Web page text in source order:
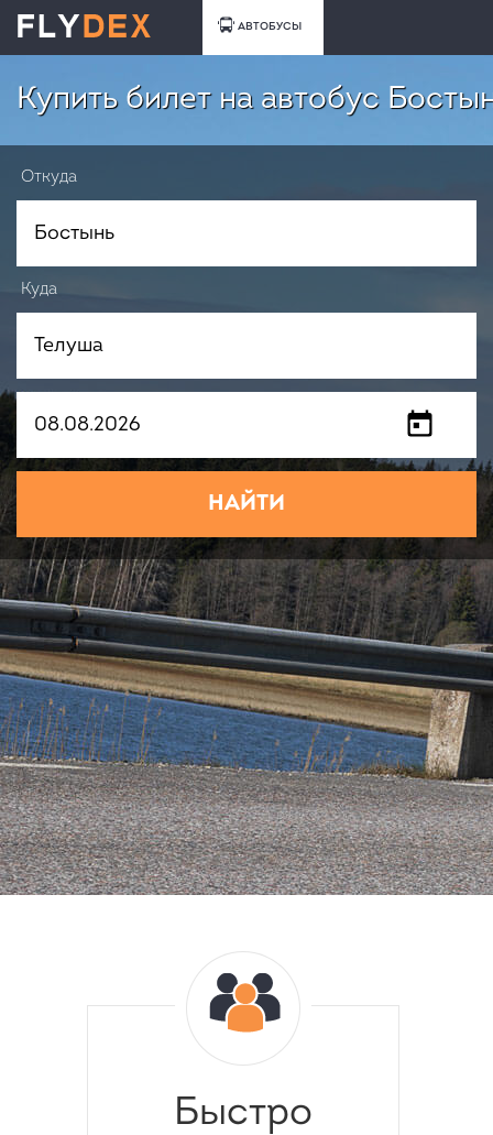
АВТОБУСЫ
Купить билет на автобус
Откуда
Куда
НАЙТИ
Быстро